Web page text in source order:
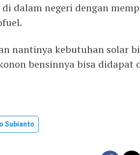
di dalam negeri dengan
nantinya kebutuhan solar
bensinnya bisa didapat
Subianto